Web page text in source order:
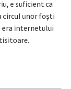
e suficient ca
circul unor foşti
era internetului